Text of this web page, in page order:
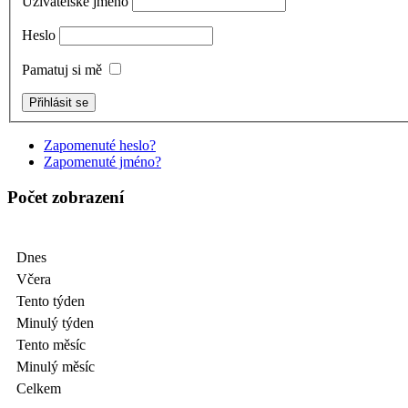
Heslo
Pamatuj si mě
Zapomenuté heslo?
Zapomenuté jméno?
Počet zobrazení
Dnes
Včera
Tento týden
Minulý týden
Tento měsíc
Minulý měsíc
Celkem